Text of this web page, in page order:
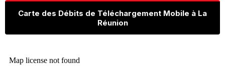
Carte des Débits de Téléchargement Mobile à La
Réunion